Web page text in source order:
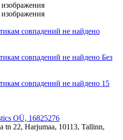
изображения
изображения
совпадений не найдено
совпадений не найдено Без
совпадений не найдено 15
OÜ, 16825276
22, Harjumaa, 10113, Tallinn,